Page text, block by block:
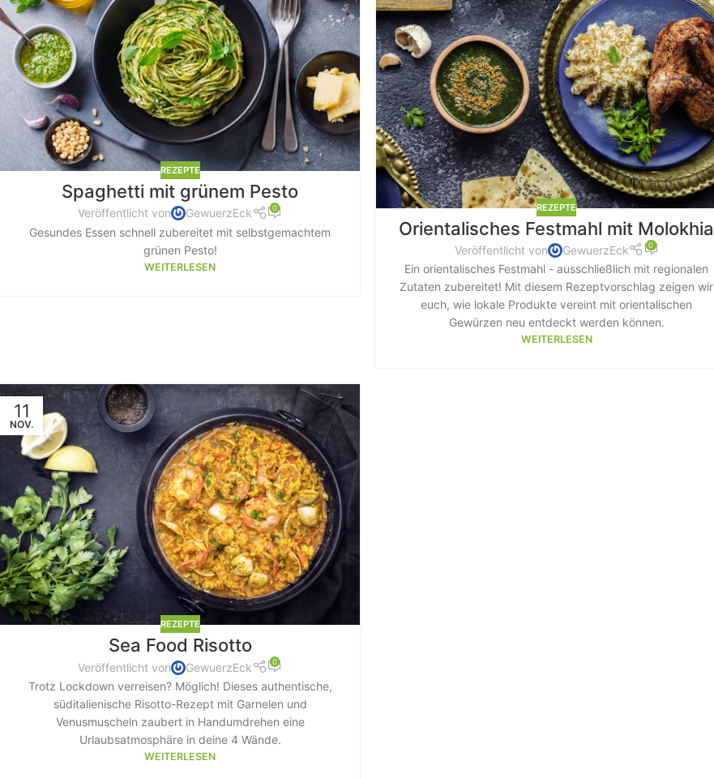
REZEPTE
Spaghetti mit grünem Pesto
Veröffentlicht von GewuerzEck 0
Gesundes Essen schnell zubereitet mit selbstgemachtem
grünen Pesto!
WEITERLESEN
REZEPTE
Orientalisches Festmahl mit Molokhia
Veröffentlicht von GewuerzEck 0
Ein orientalisches Festmahl - ausschließlich mit regionalen
Zutaten zubereitet! Mit diesem Rezeptvorschlag zeigen wir
euch, wie lokale Produkte vereint mit orientalischen
Gewürzen neu entdeckt werden können.
WEITERLESEN
11
NOV.
REZEPTE
Sea Food Risotto
Veröffentlicht von GewuerzEck 0
Trotz Lockdown verreisen? Möglich! Dieses authentische,
süditalienische Risotto-Rezept mit Garnelen und
Venusmuscheln zaubert in Handumdrehen eine
Urlaubsatmosphäre in deine 4 Wände.
WEITERLESEN